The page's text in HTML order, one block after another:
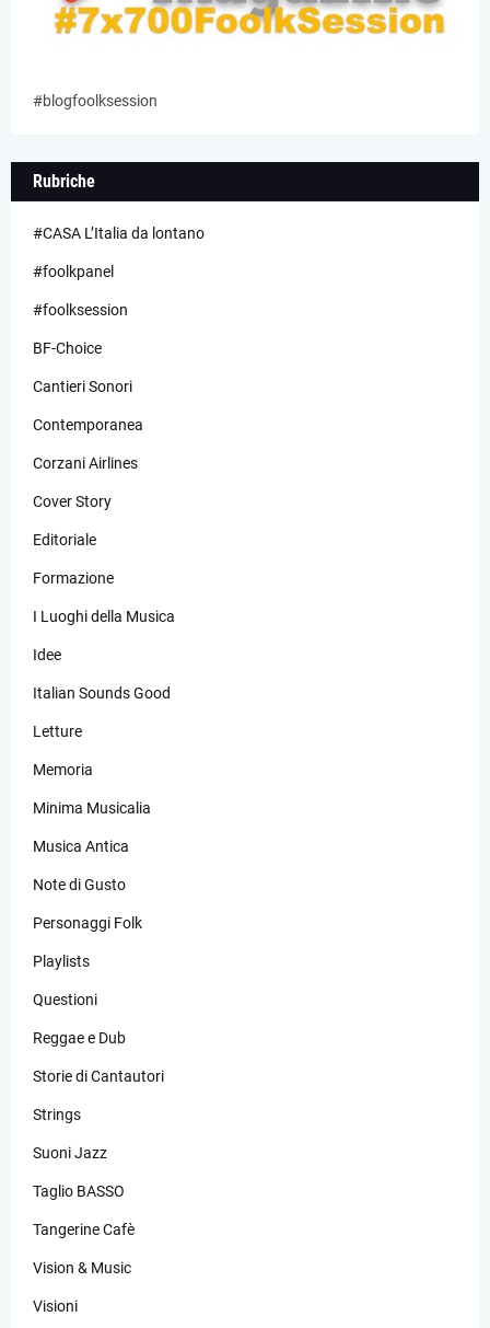
#blogfoolksession
Rubriche
#CASA L’Italia da lontano
#foolkpanel
#foolksession
BF-Choice
Cantieri Sonori
Contemporanea
Corzani Airlines
Cover Story
Editoriale
Formazione
I Luoghi della Musica
Idee
Italian Sounds Good
Letture
Memoria
Minima Musicalia
Musica Antica
Note di Gusto
Personaggi Folk
Playlists
Questioni
Reggae e Dub
Storie di Cantautori
Strings
Suoni Jazz
Taglio BASSO
Tangerine Cafè
Vision & Music
Visioni